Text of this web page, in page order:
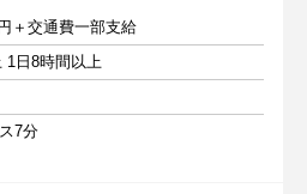
＋交通費一部支給
1日8時間以上
7分